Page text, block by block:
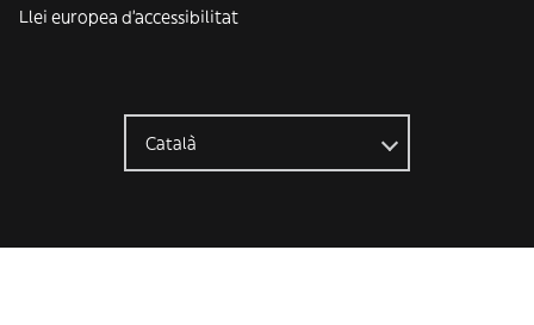
Llei europea d'accessibilitat